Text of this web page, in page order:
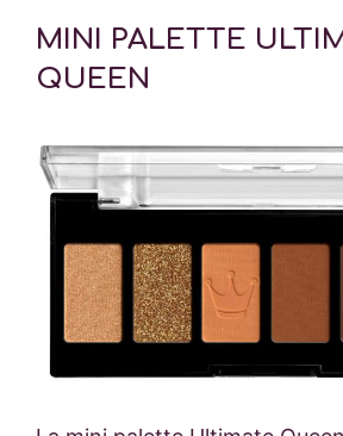
MINI PALETTE
QUEEN